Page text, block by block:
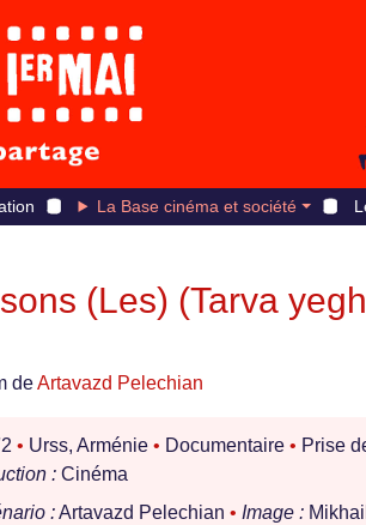
La Base cinéma et société
(Les) (Tarva
deArtavazd Pelechian
• Urss, Arménie • Documentaire • Prise
: Cinéma
:Artavazd Pelechian • Image :